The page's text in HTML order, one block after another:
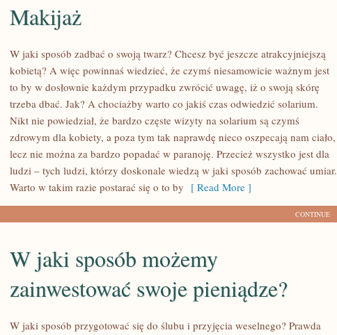
MAKIJAŻ
Makijaż
W jaki sposób zadbać o swoją twarz? Chcesz być jeszcze atrakcyjniejszą
kobietą? A więc powinnaś wiedzieć, że czymś niesamowicie ważnym jest
to by w dosłownie każdym przypadku zwrócić uwagę, iż o swoją skórę
trzeba dbać. Jak? A chociażby warto co jakiś czas odwiedzić solarium.
Nikt nie powiedział, że bardzo częste wizyty na solarium są czymś
zdrowym dla kobiety, a poza tym tak naprawdę nieco oszpecają nam ciało,
lecz nie można za bardzo popadać w paranoję. Przecież wszystko jest dla
ludzi – tych ludzi, którzy doskonale wiedzą w jaki sposób zachować umiar.
Warto w takim razie postarać się o to by [ Read More ]
CONTINUE
W jaki sposób możemy
zainwestować swoje pieniądze?
W jaki sposób przygotować się do ślubu i przyjęcia weselnego? Prawda